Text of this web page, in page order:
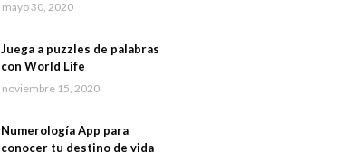
mayo 30, 2020
Juega a puzzles de palabras
con World Life
noviembre 15, 2020
Numerología App para
conocer tu destino de vida